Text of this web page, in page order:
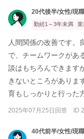
20代後半/女性/現職
勤続1～3年未満
業
人間関係の改善です。
で、チームワークがあ
談はもちろんできます
きないところがありま
育もしっかりと行った
2025年07月25日回答 ID
40代前半/女性/現職